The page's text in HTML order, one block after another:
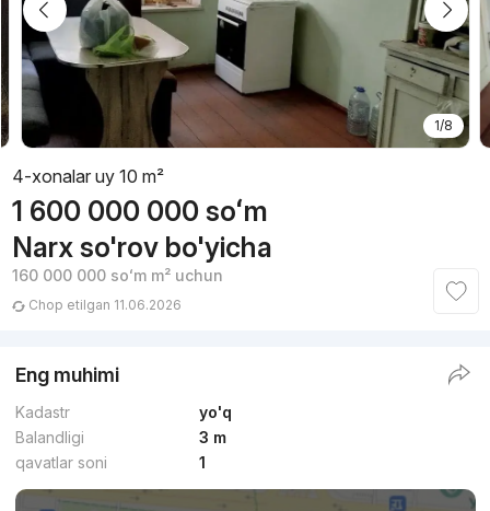
1/8
4-xonalar uy 10 m²
1 600 000 000 soʻm
Narx so'rov bo'yicha
160 000 000 soʻmm² uchun
Chop etilgan 11.06.2026
Eng muhimi
Kadastr
yo'q
Balandligi
3 m
qavatlar soni
1